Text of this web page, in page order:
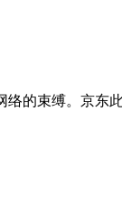
的束缚。京东